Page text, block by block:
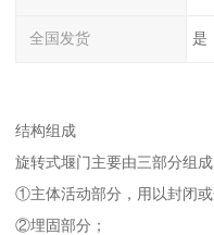
全国发货 是
结构组成
旋转式堰门主要由三部分组
①主体活动部分，用以封闭或
②埋固部分；